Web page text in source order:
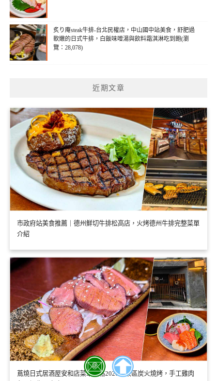
炙り庵steak牛排-台北民權店，中山國中站美食，舒肥過
軟嫩的日式牛排，白飯味噌湯與飲料霜淇淋吃到飽(瀏
覽：28,078)
近期文章
市政府站美食推薦｜德州鮮切牛排松高店，火烤德州牛排完整菜單
介紹
蔦燒日式居酒屋安和店菜單價格2026｜東區炭火燒烤，手工雞肉